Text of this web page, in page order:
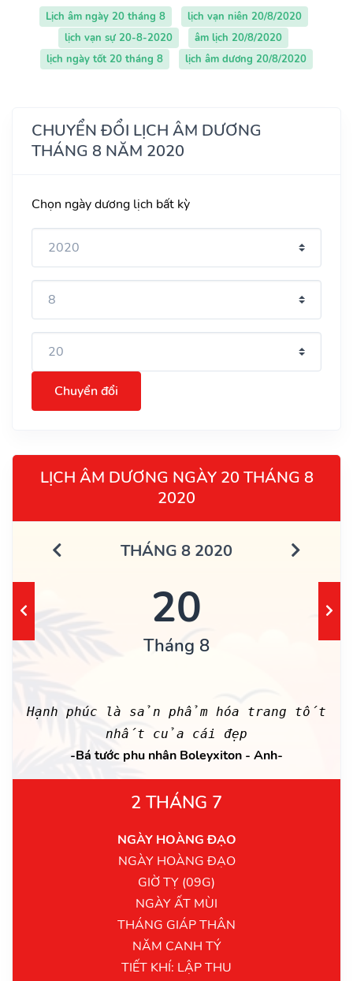
Lịch âm ngày 20 tháng 8
lịch vạn niên 20/8/2020
lịch vạn sự 20-8-2020
âm lịch 20/8/2020
lịch ngày tốt 20 tháng 8
lịch âm dương 20/8/2020
CHUYỂN ĐỔI LỊCH ÂM DƯƠNG
THÁNG 8 NĂM 2020
Chọn ngày dương lịch bất kỳ
Chuyển đổi
LỊCH ÂM DƯƠNG NGÀY 20 THÁNG 8
2020
THÁNG 8 2020
20
Tháng 8
Hạnh phúc là sản phẩm hóa trang tốt
nhất của cái đẹp
-Bá tước phu nhân Boleyxiton - Anh-
2 THÁNG 7
NGÀY HOÀNG ĐẠO
NGÀY HOÀNG ĐẠO
GIỜ TỴ (09G)
NGÀY ẤT MÙI
THÁNG GIÁP THÂN
NĂM CANH TÝ
TIẾT KHÍ: LẬP THU